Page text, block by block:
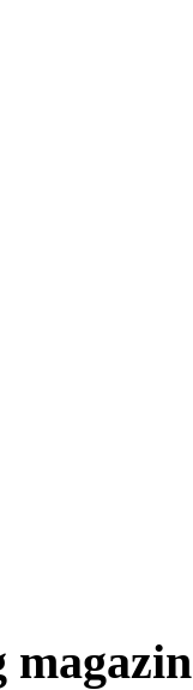
magazin